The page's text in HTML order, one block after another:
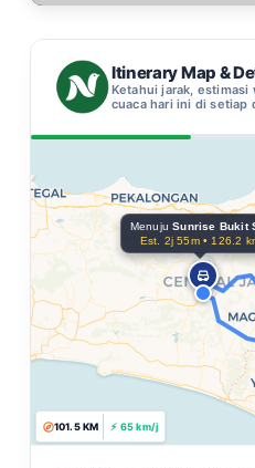
Itinerary Map &
Ketahui jarak, estimasi
cuaca hari ini di setiap
MenujuSunrise Bukit
Est. 2j 55m • 126.2
108.0 KM ⚡ 67 km/j